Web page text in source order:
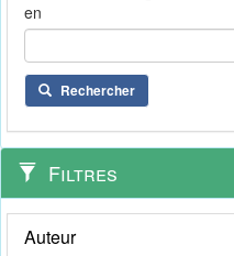
en
Rechercher
Filtres
Auteur